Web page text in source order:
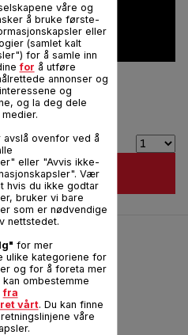
839,00
våre og
å bruke første-
eller
(samlet kalt
for å samle inn
for å utføre
annonser og
og
og la deg dele
avslå ovenfor ved å
eller "Avvis ikke-
Vær
hvis du ikke godtar
bruker vi bare
som er nødvendige
nettstedet.
for mer
ulike kategoriene for
og for å foreta mer
ombestemme
fra
vårt. Du kan finne
våre